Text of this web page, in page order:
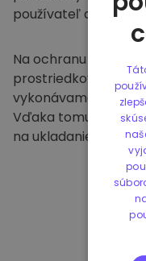
používateľ dostane
Na ochranu našich
prostriedkov
vykonávame
Vďaka tomuto
na ukladanie a